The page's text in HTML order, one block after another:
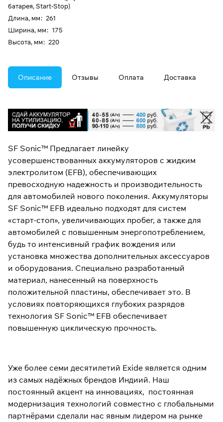
батарея, Start-Stop)
Длина, мм: 261
Ширина, мм: 175
Высота, мм: 220
Описание Отзывы Оплата Доставка
SF Sonic™ Предлагает линейку
усовершенствованных аккумуляторов с жидким
электролитом (EFB), обеспечивающих
превосходную надежность и производительность
для автомобилей нового поколения. Аккумуляторы
SF Sonic™ EFB идеально подходят для систем
«старт-стоп», увеличивающих пробег, а также для
автомобилей с повышенным энергопотреблением,
будь то интенсивный график вождения или
установка множества дополнительных аксессуаров
и оборудования. Специально разработанный
материал, нанесенный на поверхность
положительной пластины, обеспечивает это. В
условиях повторяющихся глубоких разрядов
технология SF Sonic™ EFB обеспечивает
повышенную циклическую прочность.
Уже более семи десятилетий Exide является одним
из самых надёжных брендов Индиий. Наш
постоянный акцент на инновациях, постоянная
модернизация технологий совместно с глобальными
партнёрами сделали нас явным лидером на рынке